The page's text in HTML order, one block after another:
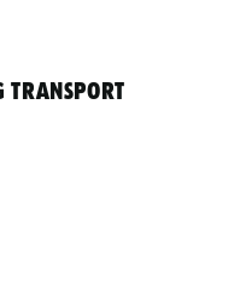
transport